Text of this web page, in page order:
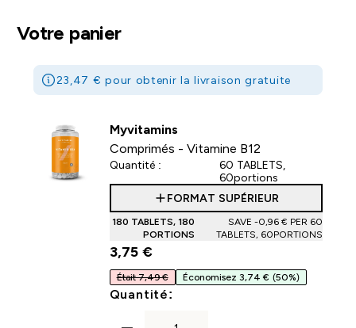
Votre panier
23,47 € pour obtenir la livraison gratuite
Myvitamins
Comprimés - Vitamine B12
Quantité :
60 TABLETS,
60portions
FORMAT SUPÉRIEUR
180 TABLETS, 180
PORTIONS
SAVE -0,96 €‎ PER 60
TABLETS, 60PORTIONS
3,75 €‎
Était 7,49 € Économisez 3,74 € (50%)
Quantité: